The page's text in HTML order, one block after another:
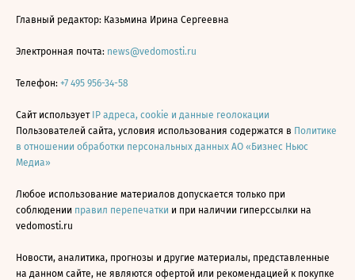
Главный редактор: Казьмина Ирина Сергеевна
Электронная почта: news@vedomosti.ru
Телефон: +7 495 956-34-58
Сайт использует IP адреса, cookie и данные геолокации
Пользователей сайта, условия использования содержатся в Политике
в отношении обработки персональных данных АО «Бизнес Ньюс
Медиа»
Любое использование материалов допускается только при
соблюдении правил перепечатки и при наличии гиперссылки на
vedomosti.ru
Новости, аналитика, прогнозы и другие материалы, представленные
на данном сайте, не являются офертой или рекомендацией к покупке